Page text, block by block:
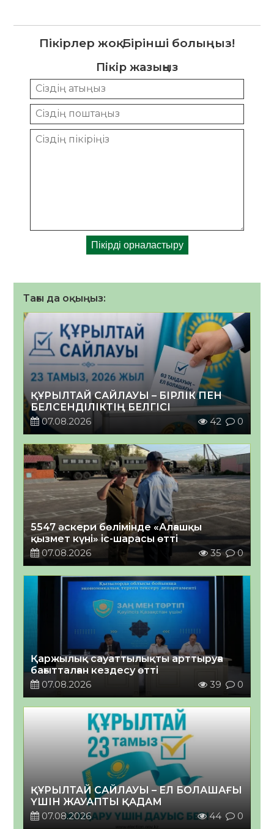
Пікірлер жоқ. Бірінші болыңыз!
Пікір жазыңыз
Тағы да оқыңыз:
ҚҰРЫЛТАЙ САЙЛАУЫ – БІРЛІК ПЕН
БЕЛСЕНДІЛІКТІҢ БЕЛГІСІ
07.08.2026
42 0
5547 әскери бөлімінде «Алғашқы
қызмет күні» іс-шарасы өтті
07.08.2026
35 0
Қаржылық сауаттылықты арттыруға
бағытталған кездесу өтті
07.08.2026
39 0
ҚҰРЫЛТАЙ САЙЛАУЫ – ЕЛ БОЛАШАҒЫ
ҮШІН ЖАУАПТЫ ҚАДАМ
07.08.2026
44 0